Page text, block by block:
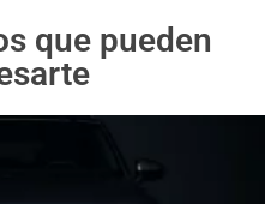
que pueden